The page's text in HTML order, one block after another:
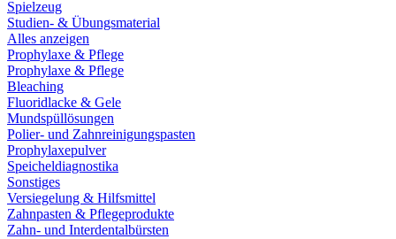
Spielzeug
Studien- & Übungsmaterial
Alles anzeigen
Prophylaxe & Pflege
Prophylaxe & Pflege
Bleaching
Fluoridlacke & Gele
Mundspüllösungen
Polier- und Zahnreinigungspasten
Prophylaxepulver
Speicheldiagnostika
Sonstiges
Versiegelung & Hilfsmittel
Zahnpasten & Pflegeprodukte
Zahn- und Interdentalbürsten